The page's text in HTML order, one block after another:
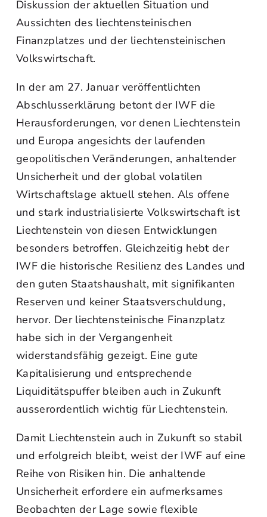
Diskussion der aktuellen Situation und
Aussichten des liechtensteinischen
Finanzplatzes und der liechtensteinischen
Volkswirtschaft.
In der am 27. Januar veröffentlichten
Abschlusserklärung betont der IWF die
Herausforderungen, vor denen Liechtenstein
und Europa angesichts der laufenden
geopolitischen Veränderungen, anhaltender
Unsicherheit und der global volatilen
Wirtschaftslage aktuell stehen. Als offene
und stark industrialisierte Volkswirtschaft ist
Liechtenstein von diesen Entwicklungen
besonders betroffen. Gleichzeitig hebt der
IWF die historische Resilienz des Landes und
den guten Staatshaushalt, mit signifikanten
Reserven und keiner Staatsverschuldung,
hervor. Der liechtensteinische Finanzplatz
habe sich in der Vergangenheit
widerstandsfähig gezeigt. Eine gute
Kapitalisierung und entsprechende
Liquiditätspuffer bleiben auch in Zukunft
ausserordentlich wichtig für Liechtenstein.
Damit Liechtenstein auch in Zukunft so stabil
und erfolgreich bleibt, weist der IWF auf eine
Reihe von Risiken hin. Die anhaltende
Unsicherheit erfordere ein aufmerksames
Beobachten der Lage sowie flexible